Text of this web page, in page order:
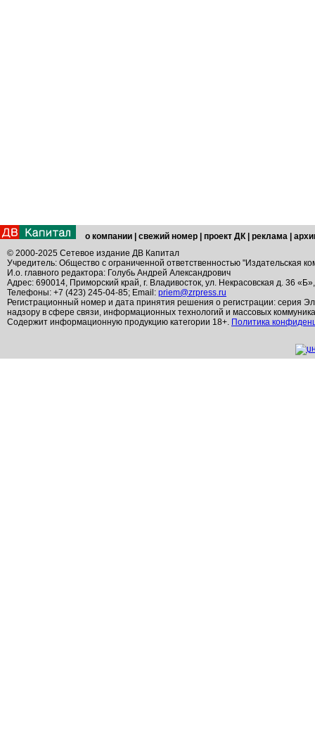
о компании свежий номер проект ДК реклама
© 2000-2025 Сетевое издание ДВ Капитал
Учредитель: Общество с ограниченной ответственностью "Издательская
И.о. главного редактора: Голубь Андрей Александрович
Адрес: 690014, Приморский край, г. Владивосток, ул. Некрасовская д. 36
Телефоны: +7 (423) 245-04-85; Email: priem@zrpress.ru
Регистрационный номер и дата принятия решения о регистрации: серия
надзору в сфере связи, информационных технологий и массовых
Содержит информационную продукцию категории 18+. Политика